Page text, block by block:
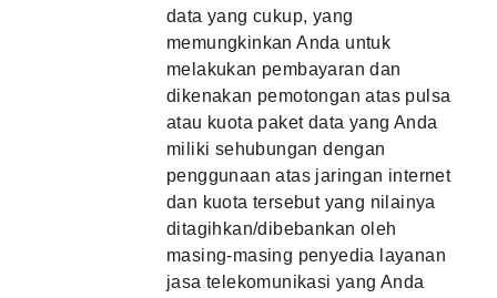
data yang cukup, yang
memungkinkan Anda untuk
melakukan pembayaran dan
dikenakan pemotongan atas pulsa
atau kuota paket data yang Anda
miliki sehubungan dengan
penggunaan atas jaringan internet
dan kuota tersebut yang nilainya
ditagihkan/dibebankan oleh
masing-masing penyedia layanan
jasa telekomunikasi yang Anda